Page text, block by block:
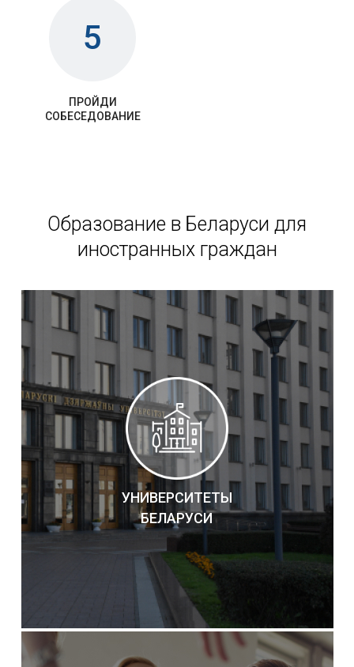
5
ПРОЙДИ
СОБЕСЕДОВАНИЕ
Образование в Беларуси для
иностранных граждан
УНИВЕРСИТЕТЫ
БЕЛАРУСИ